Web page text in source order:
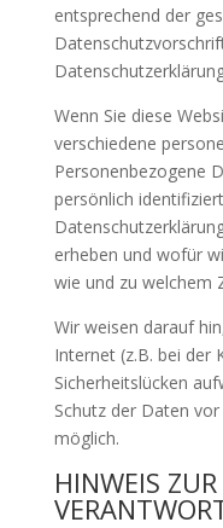
entsprechend der
Wenn Sie diese
verschiedene
Personenbezogene
persönlich
erheben und wofür
wie und zu welchem
Wir weisen darauf
Internet (z.B. bei der
Sicherheitslücken
Schutz der Daten
möglich.
HINWEIS ZUR